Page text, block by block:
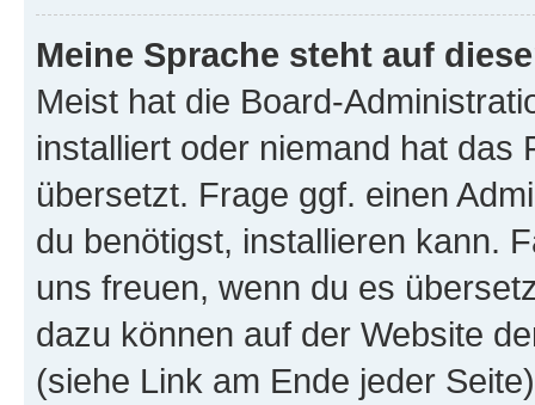
Meine Sprache steht auf
Meist hat die Board-
installiert oder niemand hat das
übersetzt. Frage ggf. einen
du benötigst, installieren kann.
uns freuen, wenn du es
dazu können auf der Website
(siehe Link am Ende jeder